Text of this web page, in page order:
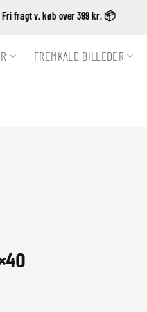
Fri fragt v. køb over 399 kr. 📦
FREMKALD BILLEDER